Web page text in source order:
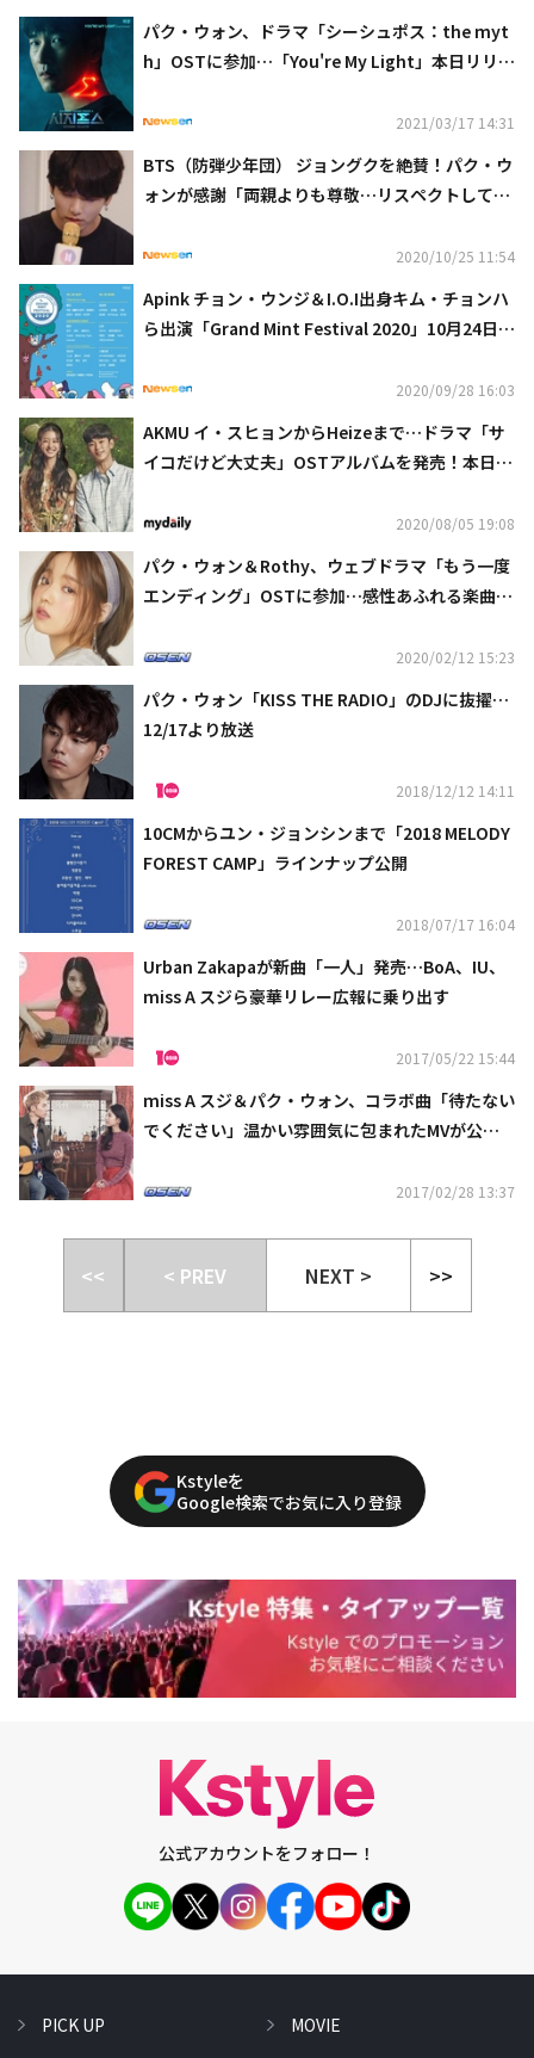
パク・ウォン、ドラマ「シーシュポス：the myt
h」OSTに参加…「You're My Light」本日リリー
2021/03/17 14:31
BTS（防弾少年団） ジョングクを絶賛！パク・ウ
ォンが感謝「両親よりも尊敬…リスペクトしてい
2020/10/25 11:54
Apink チョン・ウンジ＆I.O.I出身キム・チョンハ
ら出演「Grand Mint Festival 2020」10月24日＆
2020/09/28 16:03
AKMU イ・スヒョンからHeizeまで…ドラマ「サ
イコだけど大丈夫」OSTアルバムを発売！本日よ
2020/08/05 19:08
パク・ウォン＆Rothy、ウェブドラマ「もう一度
エンディング」OSTに参加…感性あふれる楽曲を
2020/02/12 15:23
パク・ウォン「KISS THE RADIO」のDJに抜擢…
12/17より放送
2018/12/12 14:11
10CMからユン・ジョンシンまで「2018 MELODY
FOREST CAMP」ラインナップ公開
2018/07/17 16:04
Urban Zakapaが新曲「一人」発売…BoA、IU、
miss A スジら豪華リレー広報に乗り出す
2017/05/22 15:44
miss A スジ＆パク・ウォン、コラボ曲「待たない
でください」温かい雰囲気に包まれたMVが公
2017/02/28 13:37
<< < PREV NEXT > >>
Kstyleを
Google検索でお気に入り登録
公式アカウントをフォロー！
PICK UP MOVIE